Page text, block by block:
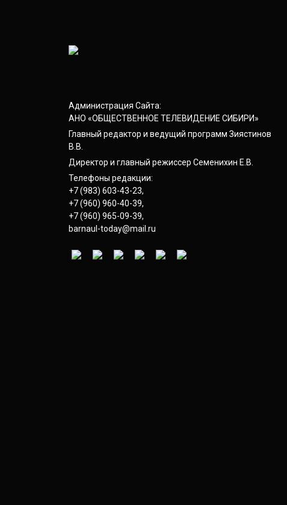
Администрация Сайта:
АНО «ОБЩЕСТВЕННОЕ ТЕЛЕВИДЕНИЕ СИБИРИ»
Главный редактор и ведущий программ Зиястинов
В.В.
Директор и главный режиссер Семенихин Е.В.
Телефоны редакции:
+7 (983) 603-43-23,
+7 (960) 960-40-39,
+7 (960) 965-09-39,
barnaul-today@mail.ru